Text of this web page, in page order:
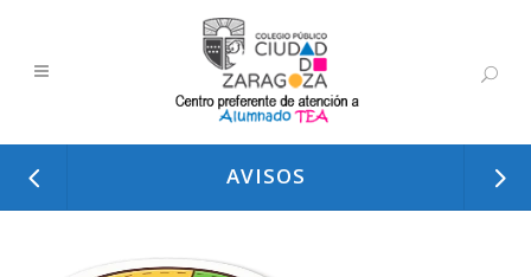
AVISOS